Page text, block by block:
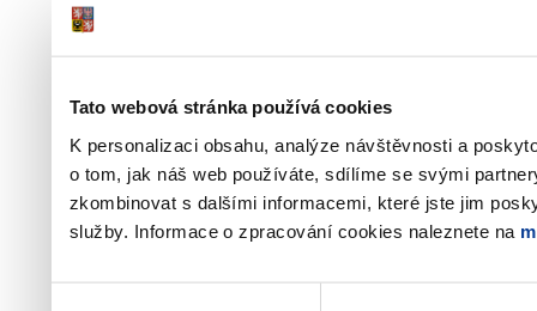
Tato webová stránka používá cookies
K personalizaci obsahu, analýze návštěvnosti a
o tom, jak náš web používáte, sdílíme se svými
zkombinovat s dalšími informacemi, které jste jim
služby. Informace o zpracování cookies naleznete na